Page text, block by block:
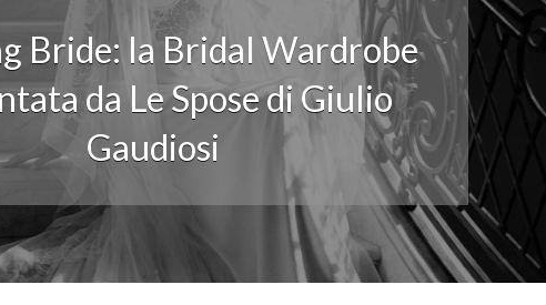
Bride: la Bridal Wardrobe
da Le Spose di Giulio
Gaudiosi